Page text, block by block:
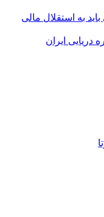
به استقلال مالی
دریایی ایران